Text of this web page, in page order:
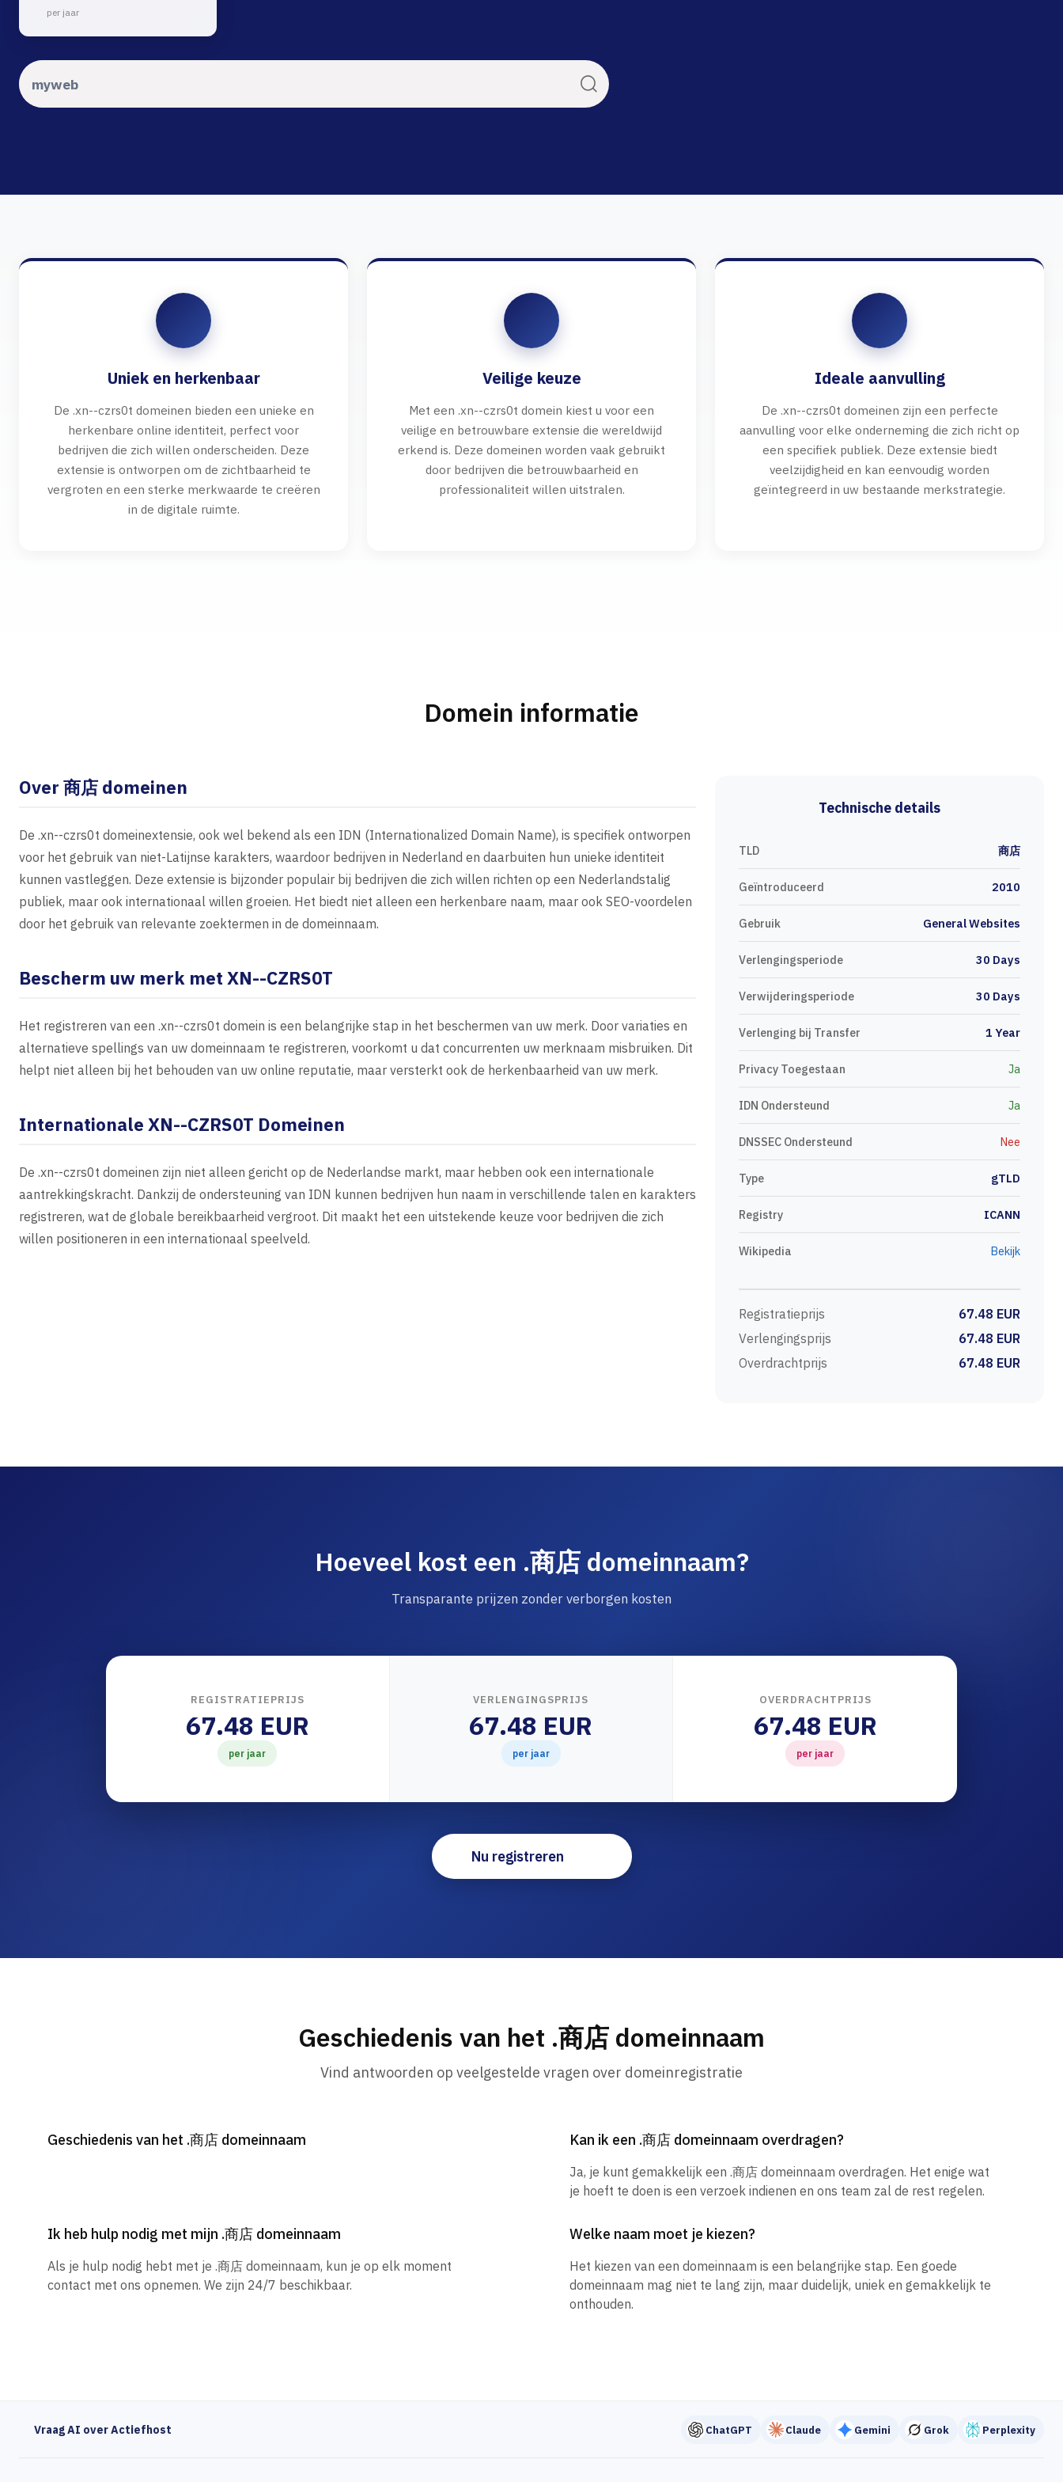
per jaar
Uniek en herkenbaar
De .xn--czrs0t domeinen bieden een unieke en
herkenbare online identiteit, perfect voor
bedrijven die zich willen onderscheiden. Deze
extensie is ontworpen om de zichtbaarheid te
vergroten en een sterke merkwaarde te creëren
in de digitale ruimte.
Veilige keuze
Met een .xn--czrs0t domein kiest u voor een
veilige en betrouwbare extensie die wereldwijd
erkend is. Deze domeinen worden vaak gebruikt
door bedrijven die betrouwbaarheid en
professionaliteit willen uitstralen.
Ideale aanvulling
De .xn--czrs0t domeinen zijn een perfecte
aanvulling voor elke onderneming die zich richt op
een specifiek publiek. Deze extensie biedt
veelzijdigheid en kan eenvoudig worden
geïntegreerd in uw bestaande merkstrategie.
Domein informatie
Over 商店 domeinen
De .xn--czrs0t domeinextensie, ook wel bekend als een IDN (Internationalized Domain Name), is specifiek ontworpen
voor het gebruik van niet-Latijnse karakters, waardoor bedrijven in Nederland en daarbuiten hun unieke identiteit
kunnen vastleggen. Deze extensie is bijzonder populair bij bedrijven die zich willen richten op een Nederlandstalig
publiek, maar ook internationaal willen groeien. Het biedt niet alleen een herkenbare naam, maar ook SEO-voordelen
door het gebruik van relevante zoektermen in de domeinnaam.
Bescherm uw merk met XN--CZRS0T
Het registreren van een .xn--czrs0t domein is een belangrijke stap in het beschermen van uw merk. Door variaties en
alternatieve spellings van uw domeinnaam te registreren, voorkomt u dat concurrenten uw merknaam misbruiken. Dit
helpt niet alleen bij het behouden van uw online reputatie, maar versterkt ook de herkenbaarheid van uw merk.
Internationale XN--CZRS0T Domeinen
De .xn--czrs0t domeinen zijn niet alleen gericht op de Nederlandse markt, maar hebben ook een internationale
aantrekkingskracht. Dankzij de ondersteuning van IDN kunnen bedrijven hun naam in verschillende talen en karakters
registreren, wat de globale bereikbaarheid vergroot. Dit maakt het een uitstekende keuze voor bedrijven die zich
willen positioneren in een internationaal speelveld.
Technische details
TLD 商店
Geïntroduceerd 2010
Gebruik General Websites
Verlengingsperiode 30 Days
Verwijderingsperiode 30 Days
Verlenging bij Transfer 1 Year
Privacy Toegestaan Ja
IDN Ondersteund Ja
DNSSEC Ondersteund Nee
Type gTLD
Registry ICANN
Wikipedia Bekijk
Registratieprijs
67.48 EUR
Verlengingsprijs
67.48 EUR
Overdrachtprijs
67.48 EUR
Hoeveel kost een .商店 domeinnaam?
Transparante prijzen zonder verborgen kosten
REGISTRATIEPRIJS
67.48 EUR
per jaar
VERLENGINGSPRIJS
67.48 EUR
per jaar
OVERDRACHTPRIJS
67.48 EUR
per jaar
Nu registreren
Geschiedenis van het .商店 domeinnaam
Vind antwoorden op veelgestelde vragen over domeinregistratie
Geschiedenis van het .商店 domeinnaam Kan ik een .商店 domeinnaam overdragen?
Ja, je kunt gemakkelijk een .商店 domeinnaam overdragen. Het enige wat
je hoeft te doen is een verzoek indienen en ons team zal de rest regelen.
Ik heb hulp nodig met mijn .商店 domeinnaam
Als je hulp nodig hebt met je .商店 domeinnaam, kun je op elk moment
contact met ons opnemen. We zijn 24/7 beschikbaar.
Welke naam moet je kiezen?
Het kiezen van een domeinnaam is een belangrijke stap. Een goede
domeinnaam mag niet te lang zijn, maar duidelijk, uniek en gemakkelijk te
onthouden.
Vraag AI over Actiefhost ChatGPT Claude Gemini Grok Perplexity